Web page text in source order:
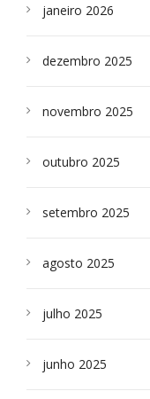
janeiro 2026
dezembro 2025
novembro 2025
outubro 2025
setembro 2025
agosto 2025
julho 2025
junho 2025